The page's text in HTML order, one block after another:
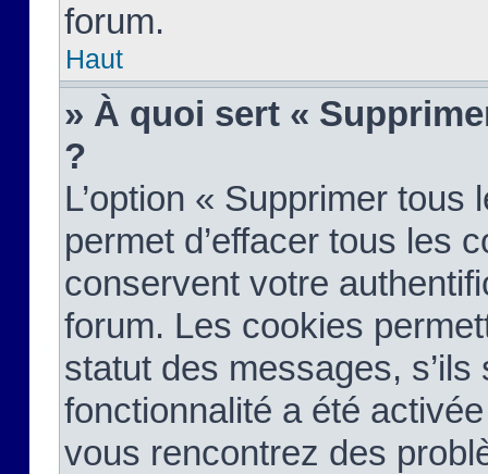
forum.
Haut
» À quoi sert «
?
L’option « Supprimer
permet d’effacer tous les
conservent votre
forum. Les cookies
statut des messages,
fonctionnalité a été
vous rencontrez des